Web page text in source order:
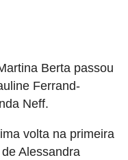
Berta passou
Ferrand-
Neff.
volta na primeira
Alessandra